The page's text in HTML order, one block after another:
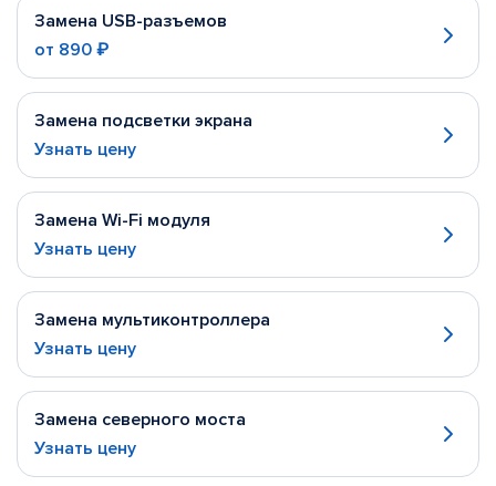
Замена USB-разъемов
от 890 ₽
Замена подсветки экрана
Узнать цену
Замена Wi-Fi модуля
Узнать цену
Замена мультиконтроллера
Узнать цену
Замена северного моста
Узнать цену